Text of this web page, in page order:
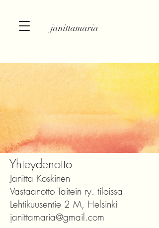
janittamaria
Yhteydenotto
Janitta Koskinen
Vastaanotto Taitein ry. tiloissa
Lehtikuusentie 2 M, Helsinki
janittamaria@gmail.com